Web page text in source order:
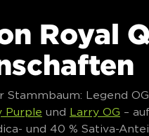
Royal
Legend
Purple und Larry OG –
und 40 % Sativa-